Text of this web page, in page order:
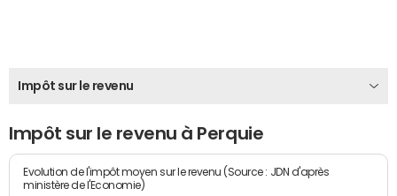
Impôt sur le revenu
Impôt sur le revenu à Perquie
Evolution de l'impôt moyen sur le revenu (Source : JDN d'après
ministère de l'Economie)